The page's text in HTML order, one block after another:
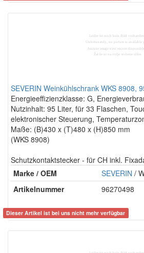
SEVERIN Weinkühlschrank WKS 8908,
Energieeffizienzklasse: G,
Nutzinhalt: 95 Liter, für 33 Flaschen,
elektronischer Steuerung,
Maße: (B)430 x (T)480 x (H)850 mm
(WKS 8908)
Schutzkontaktstecker - für CH inkl.
Marke / OEM
SEVERIN /
Artikelnummer
96270498
Dieser Artikel ist bei uns nicht mehr verfügbar